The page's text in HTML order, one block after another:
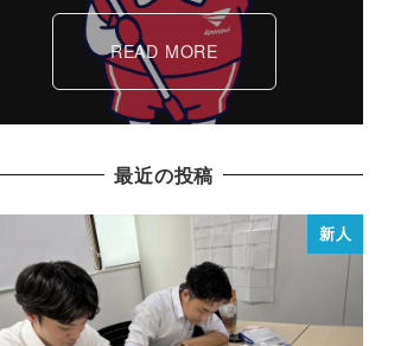
READ MORE
最近の投稿
新人